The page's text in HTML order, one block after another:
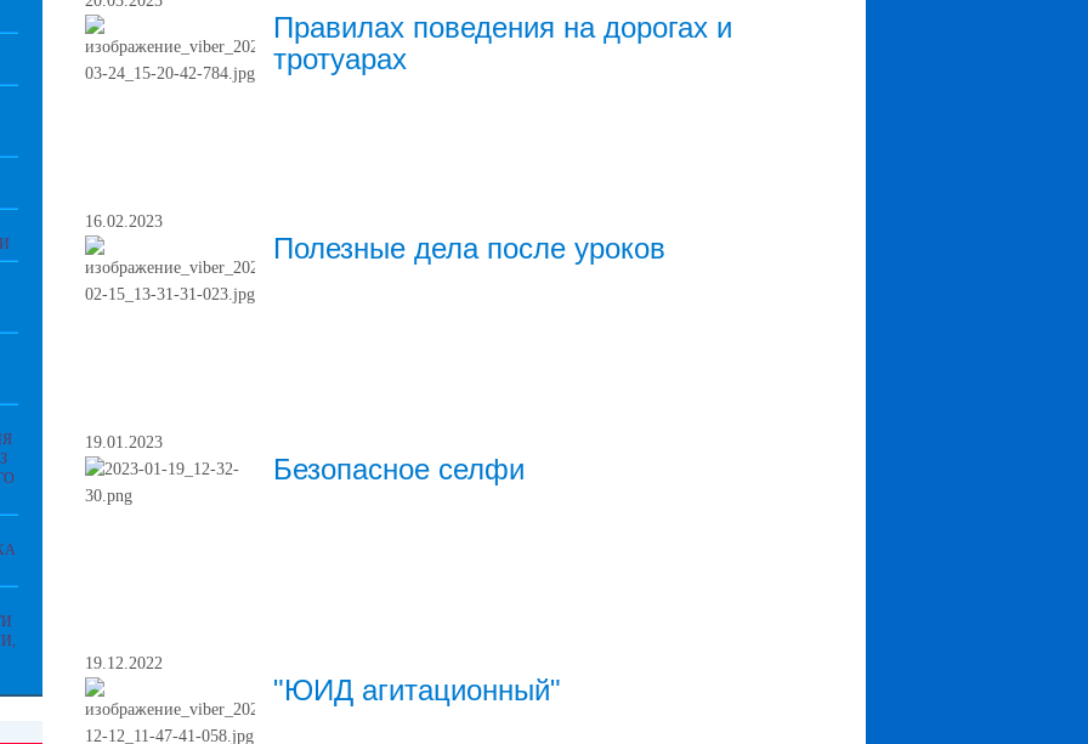
Правилах поведения на дорогах и
тротуарах
16.02.2023
Полезные дела после уроков
19.01.2023
Безопасное селфи
19.12.2022
"ЮИД агитационный"